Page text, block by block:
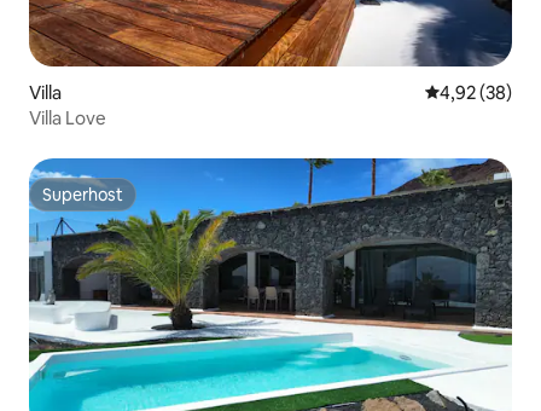
Villa
4,92 (38)
Villa Love
Superhost
Superhost